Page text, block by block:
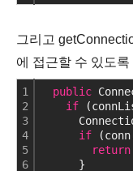
그리고
에 접근할 수 있도록
1
2
3
4
5
6
public
if
if
return
}